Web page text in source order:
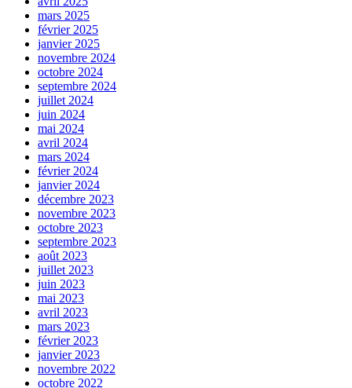
mars 2025
février 2025
janvier 2025
novembre 2024
octobre 2024
septembre 2024
juillet 2024
juin 2024
mai 2024
avril 2024
mars 2024
février 2024
janvier 2024
décembre 2023
novembre 2023
octobre 2023
septembre 2023
août 2023
juillet 2023
juin 2023
mai 2023
avril 2023
mars 2023
février 2023
janvier 2023
novembre 2022
octobre 2022